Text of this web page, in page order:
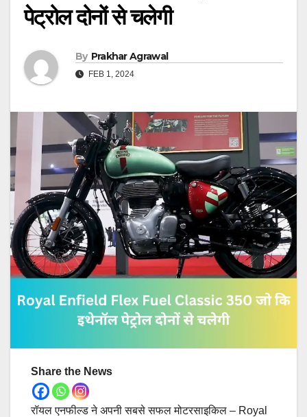
पेट्रोल दोनों से चलेगी
By Prakhar Agrawal
FEB 1, 2024
Share the News
रॉयल एनफील्ड ने अपनी सबसे सफल मोटरसाइकिल – Royal